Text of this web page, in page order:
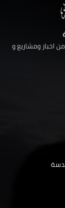
اخبار ومشاريع و